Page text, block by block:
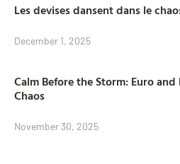
Les devises dansent dans le
December 1, 2025
Calm Before the Storm: Euro
Chaos
November 30, 2025